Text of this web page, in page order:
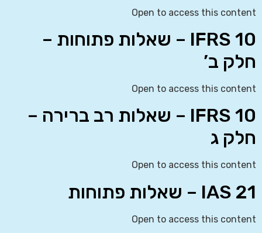
Open to access this content
IFRS 10 – שאלות פתוחות –
חלק ב’
Open to access this content
IFRS 10 – שאלות רב ברירה –
חלק ג
Open to access this content
IAS 21 – שאלות פתוחות
Open to access this content